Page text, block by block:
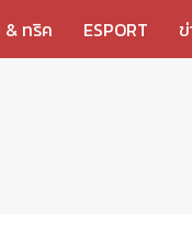
& ทริค ESPORT